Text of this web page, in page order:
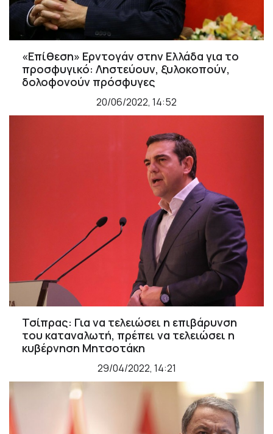
«Επίθεση» Ερντογάν στην Ελλάδα για το
προσφυγικό: Ληστεύουν, ξυλοκοπούν,
δολοφονούν πρόσφυγες
20/06/2022, 14:52
Τσίπρας: Για να τελειώσει η επιβάρυνση
του καταναλωτή, πρέπει να τελειώσει η
κυβέρνηση Μητσοτάκη
29/04/2022, 14:21